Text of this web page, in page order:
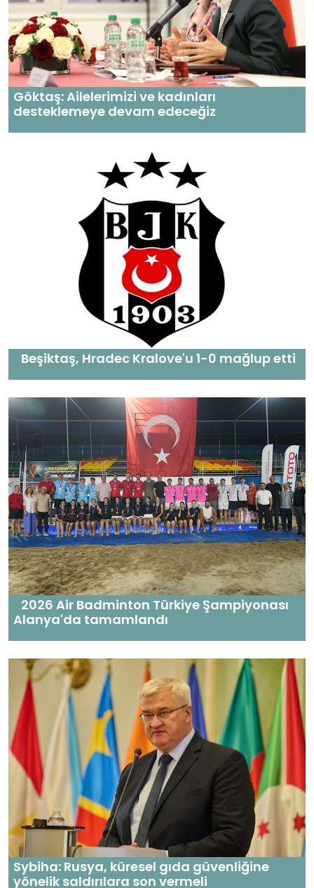
Göktaş: Ailelerimizi ve kadınları
desteklemeye devam edeceğiz
Beşiktaş, Hradec Kralove'u 1-0 mağlup etti
2026 Air Badminton Türkiye Şampiyonası
Alanya'da tamamlandı
Sybiha: Rusya, küresel gıda güvenliğine
yönelik saldırılara son vermeli